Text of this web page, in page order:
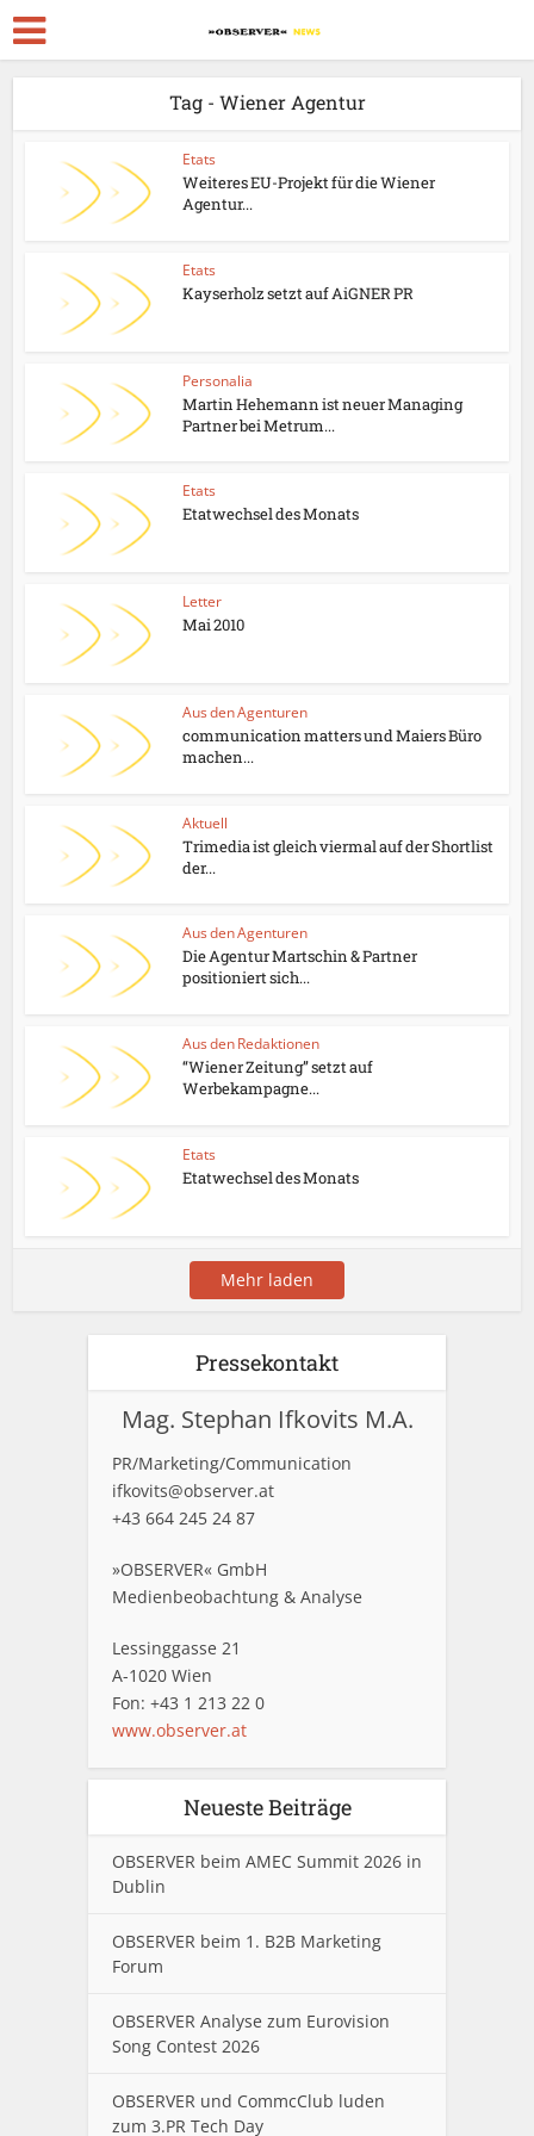
Tag - Wiener Agentur
Etats
Weiteres EU-Projekt für die Wiener
Agentur...
Etats
Kayserholz setzt auf AiGNER PR
Personalia
Martin Hehemann ist neuer Managing
Partner bei Metrum...
Etats
Etatwechsel des Monats
Letter
Mai 2010
Aus den Agenturen
communication matters und Maiers Büro
machen...
Aktuell
Trimedia ist gleich viermal auf der Shortlist
der...
Aus den Agenturen
Die Agentur Martschin & Partner
positioniert sich...
Aus den Redaktionen
“Wiener Zeitung” setzt auf
Werbekampagne...
Etats
Etatwechsel des Monats
Mehr laden
Pressekontakt
Mag. Stephan Ifkovits M.A.
PR/Marketing/Communication
ifkovits@observer.at
+43 664 245 24 87
»OBSERVER« GmbH
Medienbeobachtung & Analyse
Lessinggasse 21
A-1020 Wien
Fon: +43 1 213 22 0
www.observer.at
Neueste Beiträge
OBSERVER beim AMEC Summit 2026 in
Dublin
OBSERVER beim 1. B2B Marketing
Forum
OBSERVER Analyse zum Eurovision
Song Contest 2026
OBSERVER und CommcClub luden
zum 3.PR Tech Day